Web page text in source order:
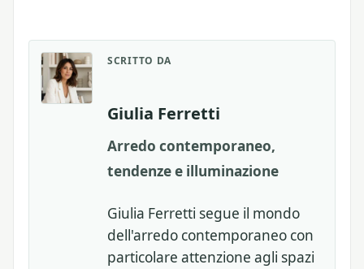
SCRITTO DA
Giulia Ferretti
Arredo contemporaneo,
tendenze e illuminazione
Giulia Ferretti segue il mondo
dell'arredo contemporaneo con
particolare attenzione agli spazi